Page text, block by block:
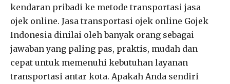
kendaran pribadi ke metode transportasi jasa
ojek online. Jasa transportasi ojek online Gojek
Indonesia dinilai oleh banyak orang sebagai
jawaban yang paling pas, praktis, mudah dan
cepat untuk memenuhi kebutuhan layanan
transportasi antar kota. Apakah Anda sendiri